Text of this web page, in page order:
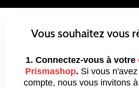
Vous souhaitez vous
1. Connectez-vous à votre
Prismashop. Si vous
compte, nous vous invitons à